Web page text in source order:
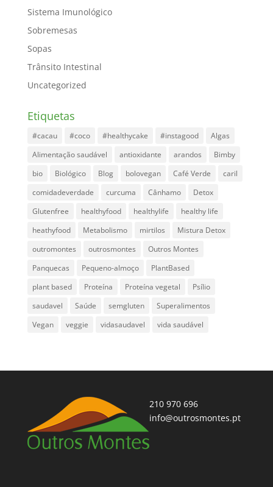
Sistema Imunológico
Sobremesas
Sopas
Trânsito Intestinal
Uncategorized
Etiquetas
#cacau #coco #healthycake #instagood
Algas
Alimentação saudável
antioxidante arandos
Bimby
bio
Biológico Blog bolovegan Café Verde
caril
comidadeverdade
curcuma Cânhamo
Detox
Glutenfree
healthyfood healthylife
healthy life
heathyfood
Metabolismo mirtilos
Mistura Detox
outromontes
outrosmontes
Outros Montes
Panquecas
Pequeno-almoço
PlantBased
plant based
Proteína Proteína vegetal
Psílio
saudavel
Saúde semgluten
Superalimentos
Vegan
veggie vidasaudavel vida saudável
210 970 696
info@outrosmontes.pt